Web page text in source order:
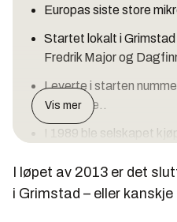
Europas siste store
Startet lokalt i
Fredrik Major og
Leverte i starten
storkunde..
I 1989 ble selskapet
kommunikasjonsutstyr.
Semafor ble senere en
Vis mer
I løpet av 2013 er det
i Grimstad – eller kanskje